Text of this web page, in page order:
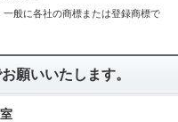
般に各社の商標または登録商標で
願いいたします。